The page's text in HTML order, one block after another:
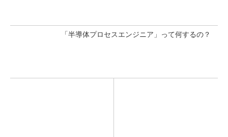
「半導体プロセスエンジニア」って何するの？